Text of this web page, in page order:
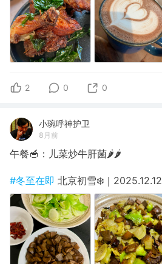
2 0 0
小琬呼神护卫
8月前
午餐🥣：儿菜炒牛肝菌🌶️🌶️
#冬至在即 北京初雪❄️｜2025.12.12